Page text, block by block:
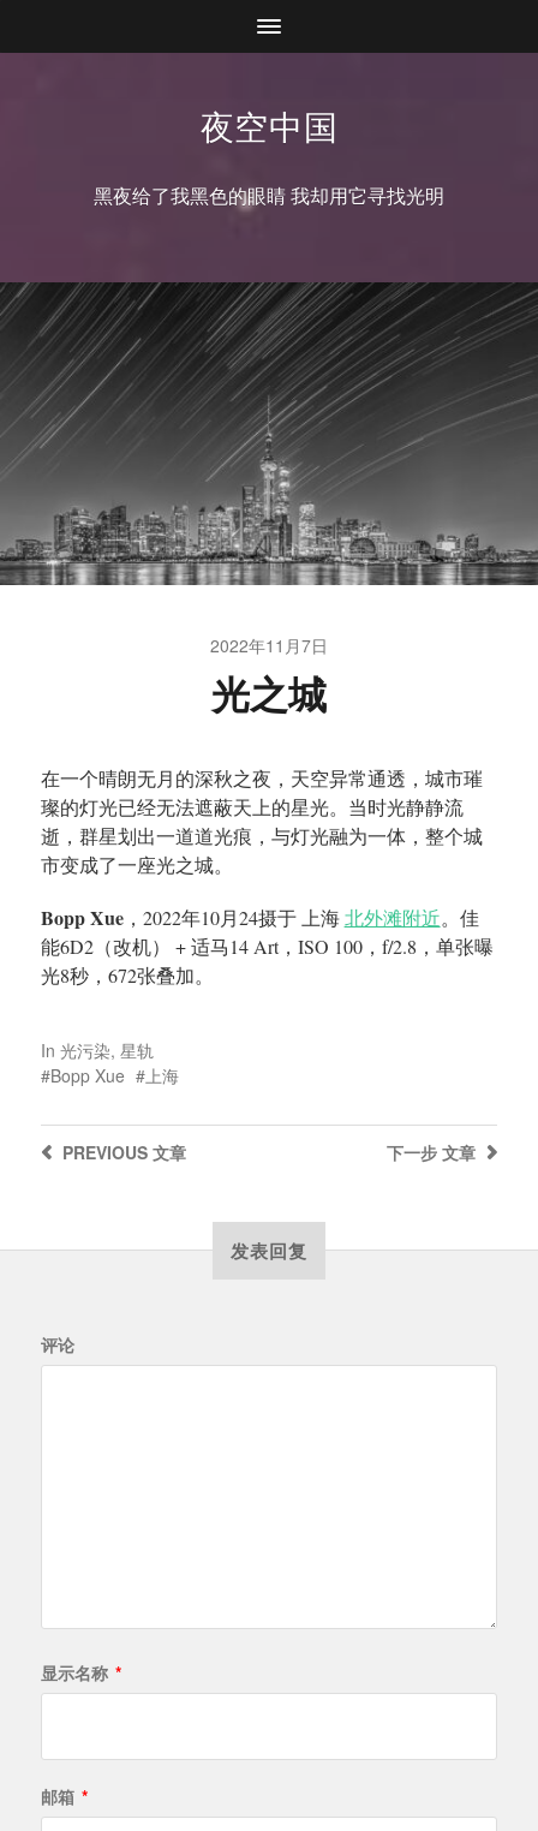
夜空中国
黑夜给了我黑色的眼睛 我却用它寻找光明
2022年11月7日
光之城
在一个晴朗无月的深秋之夜，天空异常通透，城市璀
璨的灯光已经无法遮蔽天上的星光。当时光静静流
逝，群星划出一道道光痕，与灯光融为一体，整个城
市变成了一座光之城。
Bopp Xue，2022年10月24摄于 上海北外滩附近。佳
能6D2（改机） + 适马14 Art，ISO 100，f/2.8，单张曝
光8秒，672张叠加。
In 光污染, 星轨
Bopp Xue
上海
下一步 文章
PREVIOUS文章
发表回复
评论
显示名称 *
邮箱 *